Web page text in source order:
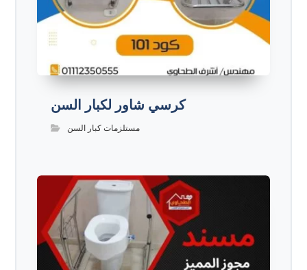
كرسي شاور لكبار السن
مستلزمات كبار السن